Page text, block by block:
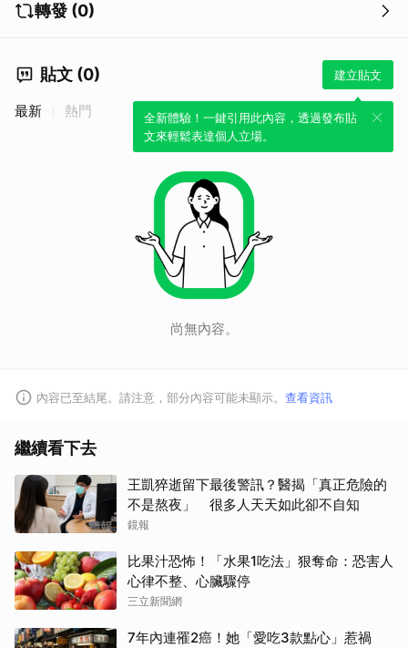
轉發 (0)
貼文 (0) 建立貼文
全新體驗！一鍵引用此內容，透過發布貼
文來輕鬆表達個人立場。
最新 熱門
尚無內容。
內容已至結尾。請注意，部分內容可能未顯示。 查看資訊
繼續看下去
王凱猝逝留下最後警訊？醫揭「真正危險的
不是熬夜」 很多人天天如此卻不自知
鏡報
比果汁恐怖！「水果1吃法」狠奪命：恐害人
心律不整、心臟驟停
三立新聞網
7年內連罹2癌！她「愛吃3款點心」惹禍